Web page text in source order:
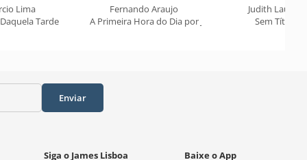
Lima
Tarde
Fernando Araujo
A Primeira Hora do Dia por Jacob
Judith Lauand
Sem Título
Enviar
Siga o James Lisboa Baixe o App